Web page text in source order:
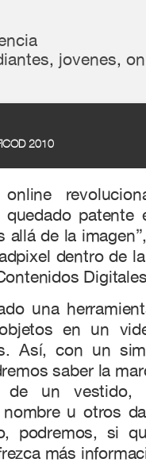
, jovenes,
2010
patente
allá de la
dentro de
una
en un
Así, con un
saber la
de un vestido,
u otros
podremos, si
más